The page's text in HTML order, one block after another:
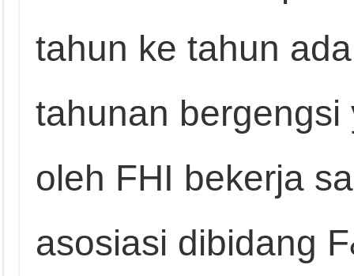
tahun ke tahun
tahunan
oleh FHI bekerja
asosiasi dibidang